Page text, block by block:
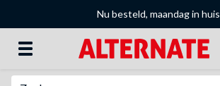
Nu besteld, maandag in huis